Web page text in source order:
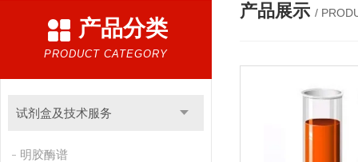
产品分类
PRODUCT CATEGORY
试剂盒及技术服务
明胶酶谱
产品展示 /